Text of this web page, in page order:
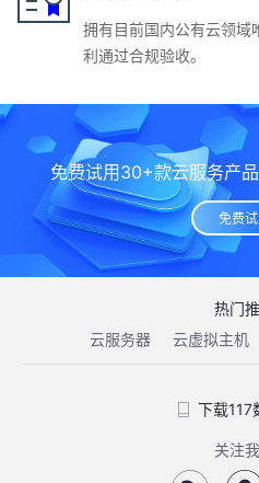
拥有目前国内公有云领域
利通过合规验收。
方案优势
免费试用30+款云服务产
免费
热门
云服务器
云虚拟主机
下载117
关注